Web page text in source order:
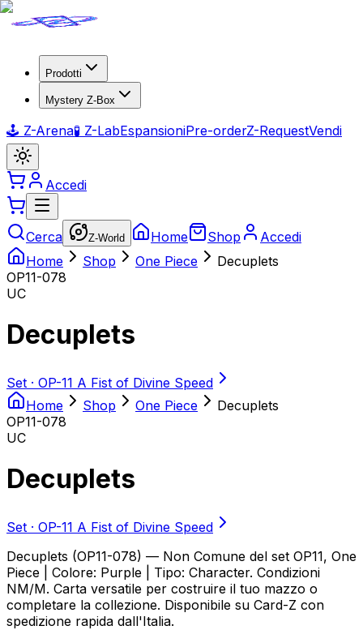
Prodotti
Mystery Z-Box
🕹️ Z-Arena🧪 Z-LabEspansioniPre-orderZ-RequestVendi
Accedi
Cerca Z-World Home Shop
Accedi
Home
Shop One Piece
Decuplets
OP11-078
UC
Decuplets
Set · OP-11 A Fist of Divine Speed
Home
Shop One Piece
Decuplets
OP11-078
UC
Decuplets
Set · OP-11 A Fist of Divine Speed
Decuplets (OP11-078) — Non Comune del set OP11, One
Piece | Colore: Purple | Tipo: Character. Condizioni
NM/M. Carta versatile per costruire il tuo mazzo o
completare la collezione. Disponibile su Card-Z con
spedizione rapida dall'Italia.